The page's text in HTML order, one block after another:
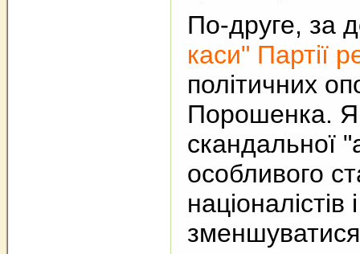
По-друге, за
каси" Партії
політичних
Порошенка.
скандальної
особливого